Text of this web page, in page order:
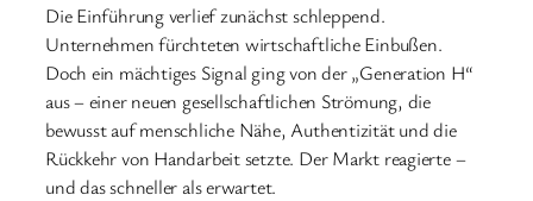
Die Einführung verlief zunächst schleppend.
Unternehmen fürchteten wirtschaftliche Einbußen.
Doch ein mächtiges Signal ging von der „Generation H“
aus – einer neuen gesellschaftlichen Strömung, die
bewusst auf menschliche Nähe, Authentizität und die
Rückkehr von Handarbeit setzte. Der Markt reagierte –
und das schneller als erwartet.